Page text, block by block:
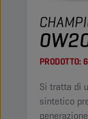
PRODOTTO:
Si tratta di
sintetico